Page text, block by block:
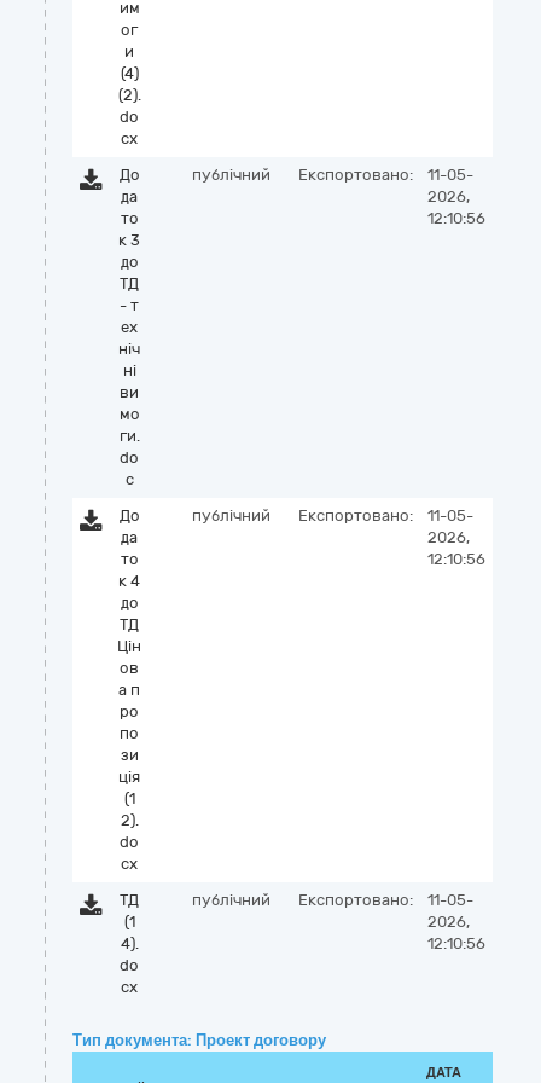
им
ог
и
(4)
(2).
do
cx
До
да
то
к 3
до
ТД
- т
ех
ніч
ні
ви
мо
ги.
do
c
публічний Експортовано:
11-05-
2026,
12:10:56
До
да
то
к 4
до
ТД
Цiн
ов
а п
ро
по
зи
цiя
(1
2).
do
cx
публічний Експортовано:
11-05-
2026,
12:10:56
ТД
(1
4).
do
cx
публічний Експортовано:
11-05-
2026,
12:10:56
Тип документа: Проект договору
ДАТА